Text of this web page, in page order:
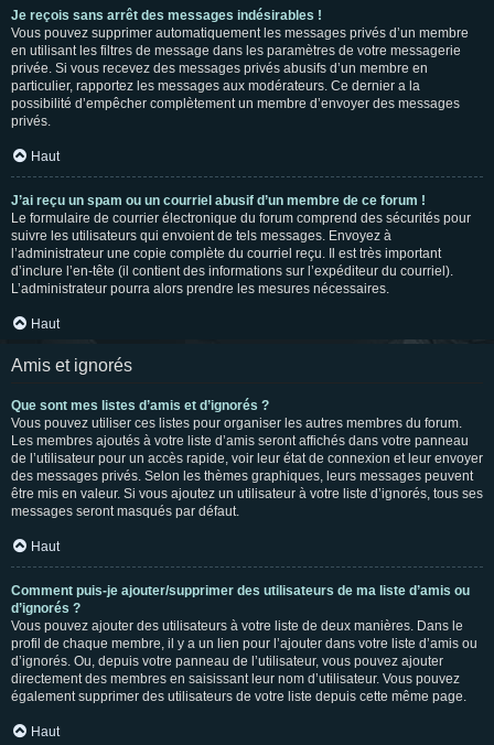
Je reçois sans arrêt des messages indésirables !
Vous pouvez supprimer automatiquement les messages privés d’un membre
en utilisant les filtres de message dans les paramètres de votre messagerie
privée. Si vous recevez des messages privés abusifs d’un membre en
particulier, rapportez les messages aux modérateurs. Ce dernier a la
possibilité d’empêcher complètement un membre d’envoyer des messages
privés.
Haut
J’ai reçu un spam ou un courriel abusif d’un membre de ce forum !
Le formulaire de courrier électronique du forum comprend des sécurités pour
suivre les utilisateurs qui envoient de tels messages. Envoyez à
l’administrateur une copie complète du courriel reçu. Il est très important
d’inclure l’en-tête (il contient des informations sur l’expéditeur du courriel).
L’administrateur pourra alors prendre les mesures nécessaires.
Haut
Amis et ignorés
Que sont mes listes d’amis et d’ignorés ?
Vous pouvez utiliser ces listes pour organiser les autres membres du forum.
Les membres ajoutés à votre liste d’amis seront affichés dans votre panneau
de l’utilisateur pour un accès rapide, voir leur état de connexion et leur envoyer
des messages privés. Selon les thèmes graphiques, leurs messages peuvent
être mis en valeur. Si vous ajoutez un utilisateur à votre liste d’ignorés, tous ses
messages seront masqués par défaut.
Haut
Comment puis-je ajouter/supprimer des utilisateurs de ma liste d’amis ou
d’ignorés ?
Vous pouvez ajouter des utilisateurs à votre liste de deux manières. Dans le
profil de chaque membre, il y a un lien pour l’ajouter dans votre liste d’amis ou
d’ignorés. Ou, depuis votre panneau de l’utilisateur, vous pouvez ajouter
directement des membres en saisissant leur nom d’utilisateur. Vous pouvez
également supprimer des utilisateurs de votre liste depuis cette même page.
Haut